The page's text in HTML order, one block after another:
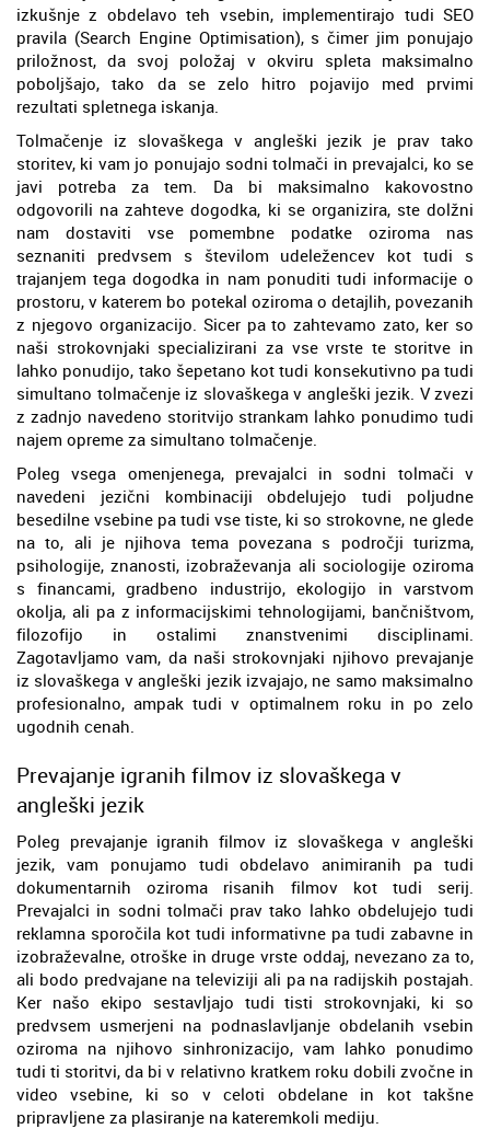
izkušnje z obdelavo teh vsebin, implementirajo tudi SEO
pravila (Search Engine Optimisation), s čimer jim ponujajo
priložnost, da svoj položaj v okviru spleta maksimalno
poboljšajo, tako da se zelo hitro pojavijo med prvimi
rezultati spletnega iskanja.
Tolmačenje iz slovaškega v angleški jezik je prav tako
storitev, ki vam jo ponujajo sodni tolmači in prevajalci, ko se
javi potreba za tem. Da bi maksimalno kakovostno
odgovorili na zahteve dogodka, ki se organizira, ste dolžni
nam dostaviti vse pomembne podatke oziroma nas
seznaniti predvsem s številom udeležencev kot tudi s
trajanjem tega dogodka in nam ponuditi tudi informacije o
prostoru, v katerem bo potekal oziroma o detajlih, povezanih
z njegovo organizacijo. Sicer pa to zahtevamo zato, ker so
naši strokovnjaki specializirani za vse vrste te storitve in
lahko ponudijo, tako šepetano kot tudi konsekutivno pa tudi
simultano tolmačenje iz slovaškega v angleški jezik. V zvezi
z zadnjo navedeno storitvijo strankam lahko ponudimo tudi
najem opreme za simultano tolmačenje.
Poleg vsega omenjenega, prevajalci in sodni tolmači v
navedeni jezični kombinaciji obdelujejo tudi poljudne
besedilne vsebine pa tudi vse tiste, ki so strokovne, ne glede
na to, ali je njihova tema povezana s področji turizma,
psihologije, znanosti, izobraževanja ali sociologije oziroma
s financami, gradbeno industrijo, ekologijo in varstvom
okolja, ali pa z informacijskimi tehnologijami, bančništvom,
filozofijo in ostalimi znanstvenimi disciplinami.
Zagotavljamo vam, da naši strokovnjaki njihovo prevajanje
iz slovaškega v angleški jezik izvajajo, ne samo maksimalno
profesionalno, ampak tudi v optimalnem roku in po zelo
ugodnih cenah.
Prevajanje igranih filmov iz slovaškega v
angleški jezik
Poleg prevajanje igranih filmov iz slovaškega v angleški
jezik, vam ponujamo tudi obdelavo animiranih pa tudi
dokumentarnih oziroma risanih filmov kot tudi serij.
Prevajalci in sodni tolmači prav tako lahko obdelujejo tudi
reklamna sporočila kot tudi informativne pa tudi zabavne in
izobraževalne, otroške in druge vrste oddaj, nevezano za to,
ali bodo predvajane na televiziji ali pa na radijskih postajah.
Ker našo ekipo sestavljajo tudi tisti strokovnjaki, ki so
predvsem usmerjeni na podnaslavljanje obdelanih vsebin
oziroma na njihovo sinhronizacijo, vam lahko ponudimo
tudi ti storitvi, da bi v relativno kratkem roku dobili zvočne in
video vsebine, ki so v celoti obdelane in kot takšne
pripravljene za plasiranje na kateremkoli mediju.